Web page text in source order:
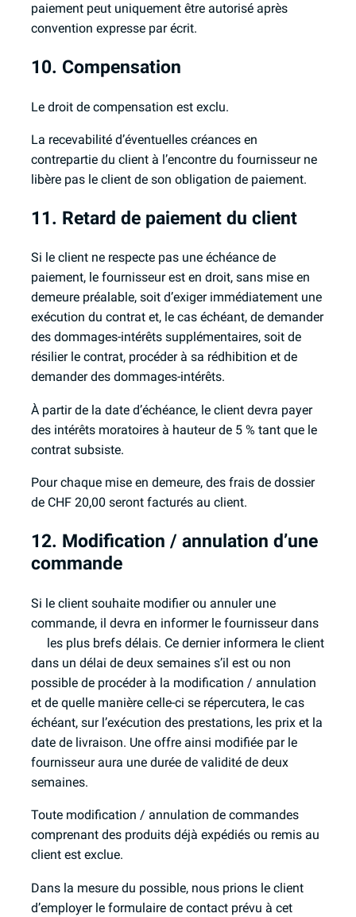
paiement peut uniquement être autorisé après
convention expresse par écrit.
10. Compensation
Le droit de compensation est exclu.
La recevabilité d’éventuelles créances en
contrepartie du client à l’encontre du fournisseur ne
libère pas le client de son obligation de paiement.
11. Retard de paiement du client
Si le client ne respecte pas une échéance de
paiement, le fournisseur est en droit, sans mise en
demeure préalable, soit d’exiger immédiatement une
exécution du contrat et, le cas échéant, de demander
des dommages-intérêts supplémentaires, soit de
résilier le contrat, procéder à sa rédhibition et de
demander des dommages-intérêts.
À partir de la date d’échéance, le client devra payer
des intérêts moratoires à hauteur de 5 % tant que le
contrat subsiste.
Pour chaque mise en demeure, des frais de dossier
de CHF 20,00 seront facturés au client.
12. Modification / annulation d’une
commande
Si le client souhaite modifier ou annuler une
commande, il devra en informer le fournisseur dans
les plus brefs délais. Ce dernier informera le client
dans un délai de deux semaines s’il est ou non
possible de procéder à la modification / annulation
et de quelle manière celle-ci se répercutera, le cas
échéant, sur l’exécution des prestations, les prix et la
date de livraison. Une offre ainsi modifiée par le
fournisseur aura une durée de validité de deux
semaines.
Toute modification / annulation de commandes
comprenant des produits déjà expédiés ou remis au
client est exclue.
Dans la mesure du possible, nous prions le client
d’employer le formulaire de contact prévu à cet